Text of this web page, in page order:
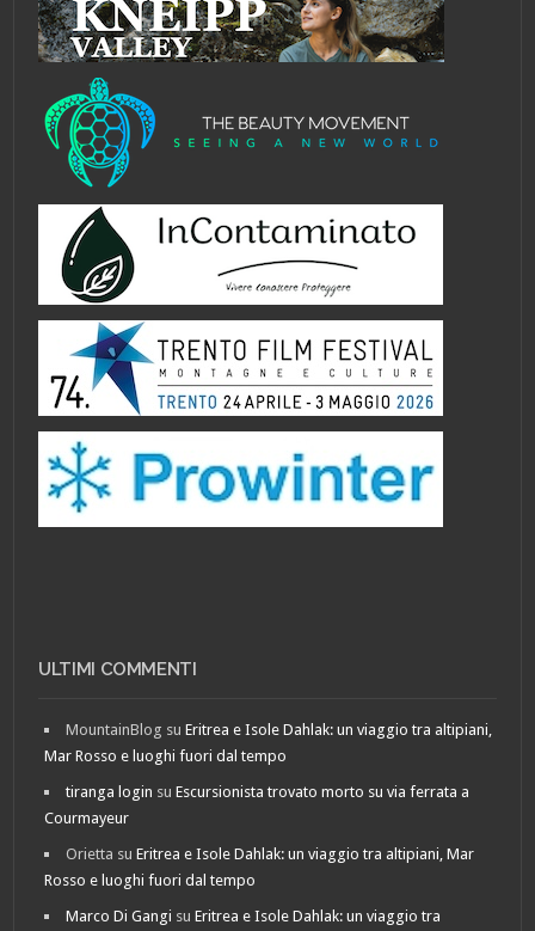
ULTIMI COMMENTI
MountainBlog suEritrea e Isole Dahlak: un viaggio tra altipiani,
Mar Rosso e luoghi fuori dal tempo
tiranga login suEscursionista trovato morto su via ferrata a
Courmayeur
Orietta suEritrea e Isole Dahlak: un viaggio tra altipiani, Mar
Rosso e luoghi fuori dal tempo
Marco Di Gangi suEritrea e Isole Dahlak: un viaggio tra